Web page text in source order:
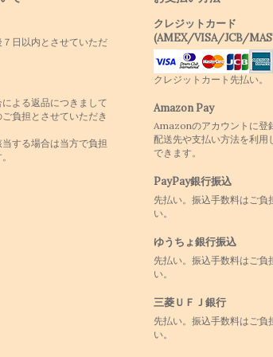
日以内とさせていただ
よる返品につきまして
負担とさせていただき
する場合は当方で負担
クレジットカード
(AMEX/VISA/JCB/
クレジットカート先払い。
Amazon Pay
Amazonのアカウントに登
配送先や支払い方法を利用
できます。
PayPay銀行振込
先払い。振込手数料はご負
い。
ゆうちょ銀行振込
先払い。振込手数料はご負
い。
三菱ＵＦＪ銀行
先払い。振込手数料はご負
い。